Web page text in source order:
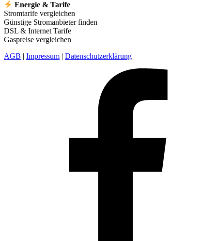
Energie & Tarife
Stromtarife vergleichen
Günstige Stromanbieter finden
DSL & Internet Tarife
Gaspreise vergleichen
AGB | Impressum | Datenschutzerklärung